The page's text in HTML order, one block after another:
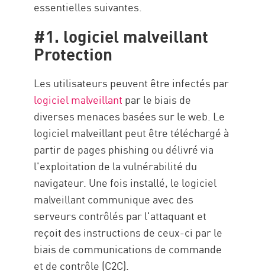
essentielles suivantes.
#1. logiciel malveillant
Protection
Les utilisateurs peuvent être infectés par
logiciel malveillant par le biais de
diverses menaces basées sur le web. Le
logiciel malveillant peut être téléchargé à
partir de pages phishing ou délivré via
l'exploitation de la vulnérabilité du
navigateur. Une fois installé, le logiciel
malveillant communique avec des
serveurs contrôlés par l'attaquant et
reçoit des instructions de ceux-ci par le
biais de communications de commande
et de contrôle (C2C).